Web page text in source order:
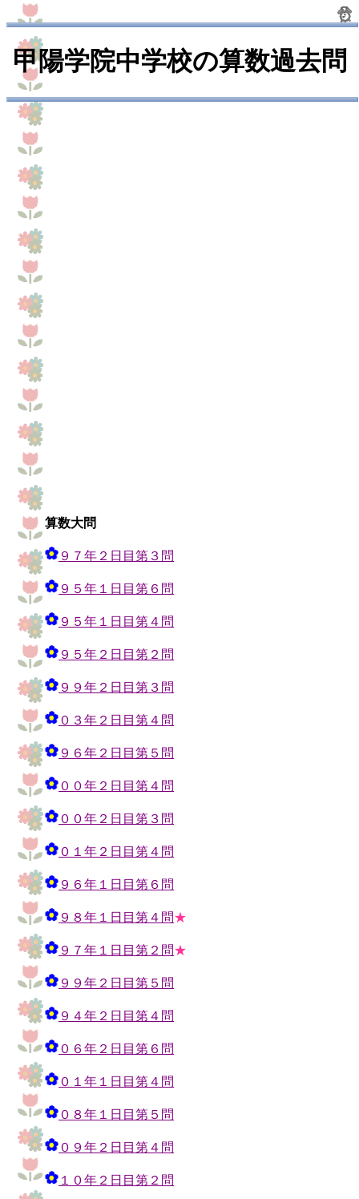
甲陽学院中学校の算数過去問
算数大問
９７年２日目第３問
９５年１日目第６問
９５年１日目第４問
９５年２日目第２問
９９年２日目第３問
０３年２日目第４問
９６年２日目第５問
００年２日目第４問
００年２日目第３問
０１年２日目第４問
９６年１日目第６問
９８年１日目第４問★
９７年１日目第２問★
９９年２日目第５問
９４年２日目第４問
０６年２日目第６問
０１年１日目第４問
０８年１日目第５問
０９年２日目第４問
１０年２日目第２問